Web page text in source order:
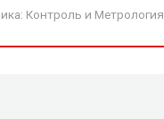
Контроль и Метрология